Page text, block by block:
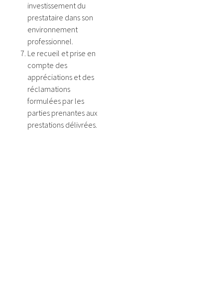
investissement du
prestataire dans son
environnement
professionnel.
Le recueil et prise en
compte des
appréciations et des
réclamations
formulées par les
parties prenantes aux
prestations délivrées.